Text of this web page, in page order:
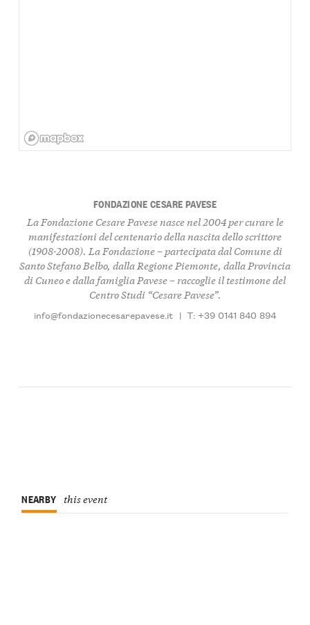
FONDAZIONE CESARE PAVESE
La Fondazione Cesare Pavese nasce nel 2004 per curare le
manifestazioni del centenario della nascita dello scrittore
(1908-2008). La Fondazione – partecipata dal Comune di
Santo Stefano Belbo, dalla Regione Piemonte, dalla Provincia
di Cuneo e dalla famiglia Pavese – raccoglie il testimone del
Centro Studi “Cesare Pavese”.
info@fondazionecesarepavese.it | T: +39 0141 840 894
NEARBY this event